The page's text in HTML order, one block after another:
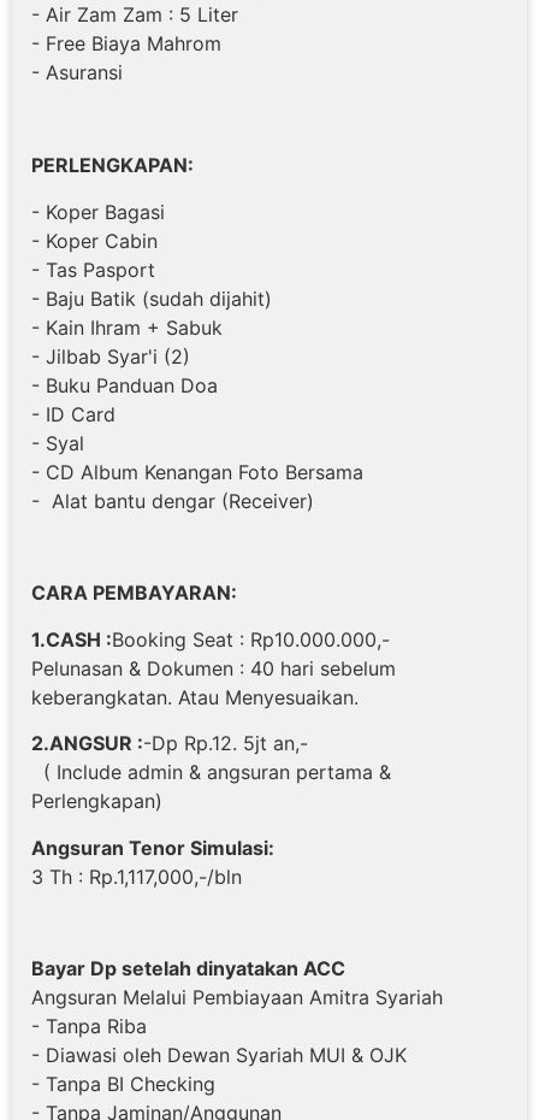
- Air Zam Zam : 5 Liter
- Free Biaya Mahrom
- Asuransi
PERLENGKAPAN:
- Koper Bagasi
- Koper Cabin
- Tas Pasport
- Baju Batik (sudah dijahit)
- Kain Ihram + Sabuk
- Jilbab Syar'i (2)
- Buku Panduan Doa
- ID Card
- Syal
- CD Album Kenangan Foto Bersama
- Alat bantu dengar (Receiver)
CARA PEMBAYARAN:
1.CASH :Booking Seat : Rp10.000.000,-
Pelunasan & Dokumen : 40 hari sebelum
keberangkatan. Atau Menyesuaikan.
2.ANGSUR :-Dp Rp.12. 5jt an,-
( Include admin & angsuran pertama &
Perlengkapan)
Angsuran Tenor Simulasi:
3 Th : Rp.1,117,000,-/bln
Bayar Dp setelah dinyatakan ACC
Angsuran Melalui Pembiayaan Amitra Syariah
- Tanpa Riba
- Diawasi oleh Dewan Syariah MUI & OJK
- Tanpa BI Checking
- Tanpa Jaminan/Anggunan